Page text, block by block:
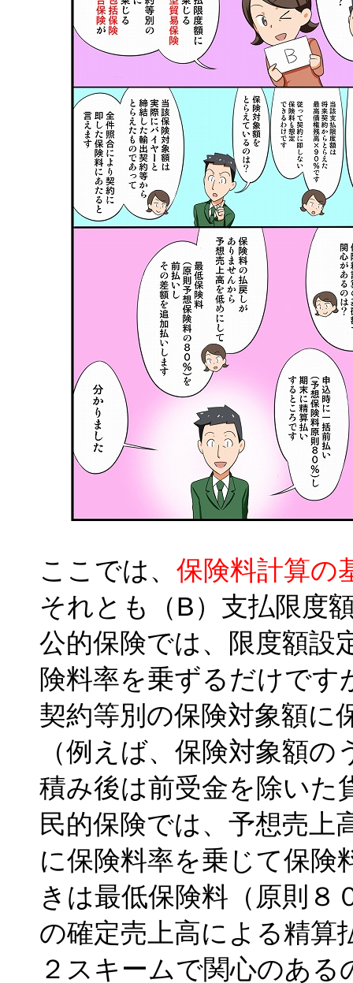
ここでは、 保険料計算の
それとも（B）支払限度
公的保険では、限度額設
険料率を乗ずるだけです
契約等別の保険対象額に
（例えば、保険対象額
積み後は前受金を除いた
民的保険では、予想売上
に保険料率を乗じて保険
きは最低保険料（原則８
の確定売上高による精算
２スキームで関心のあ